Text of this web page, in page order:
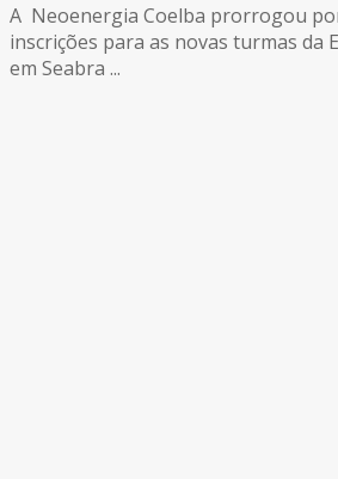
A Neoenergia Coelba prorrogou
inscrições para as novas turmas da
em Seabra ...